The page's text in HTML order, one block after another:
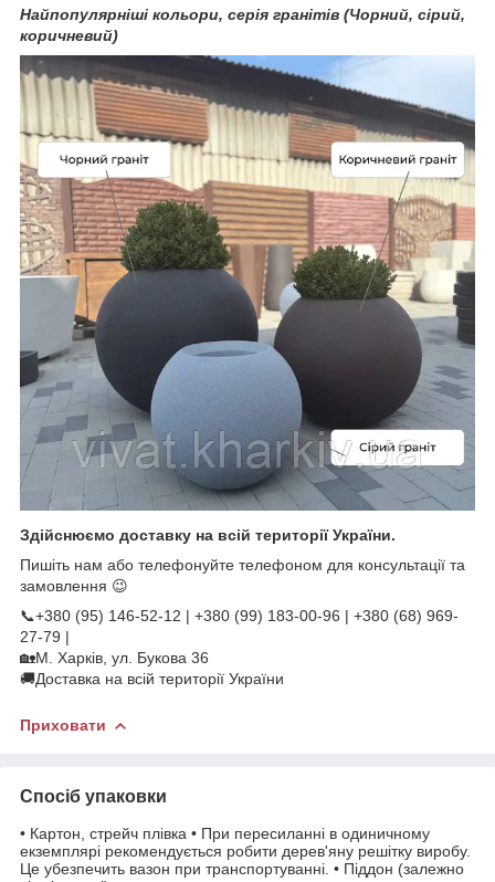
Найпопулярніші кольори, серія гранітів (Чорний, сірий,
коричневий)
Здійснюємо доставку на всій території України.
Пишіть нам або телефонуйте телефоном для консультації та
замовлення 😉
📞+380 (95) 146-52-12 | +380 (99) 183-00-96 | +380 (68) 969-
27-79 |
🏡М. Харків, ул. Букова 36
🚚Доставка на всій території України
Приховати
Спосіб упаковки
• Картон, стрейч плівка • При пересиланні в одиничному
екземплярі рекомендується робити дерев'яну решітку виробу.
Це убезпечить вазон при транспортуванні. • Піддон (залежно